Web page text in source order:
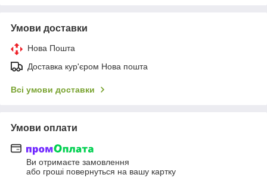
Умови доставки
Нова Пошта
Доставка кур'єром Нова пошта
Всі умови доставки
Умови оплати
Ви отримаєте замовлення
або гроші повернуться на вашу картку